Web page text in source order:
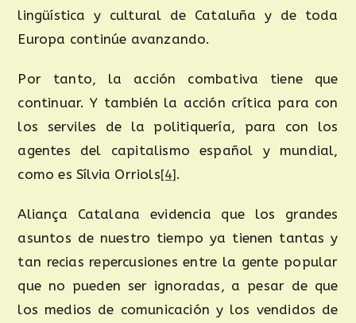
lingüística y cultural de Cataluña y de toda
Europa continúe avanzando.
Por tanto, la acción combativa tiene que
continuar. Y también la acción crítica para con
los serviles de la politiquería, para con los
agentes del capitalismo español y mundial,
como es Sílvia Orriols[4].
Aliança Catalana evidencia que los grandes
asuntos de nuestro tiempo ya tienen tantas y
tan recias repercusiones entre la gente popular
que no pueden ser ignoradas, a pesar de que
los medios de comunicación y los vendidos de